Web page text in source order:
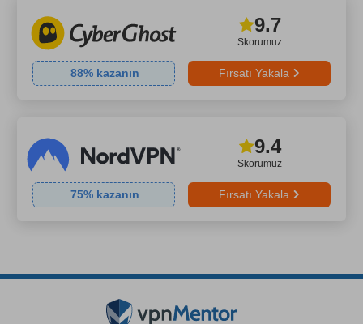
Skorumuz
9.7
88% kazanın Fırsatı Yakala
Skorumuz
9.4
75% kazanın Fırsatı Yakala